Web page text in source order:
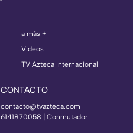
a más +
Videos
TV Azteca Internacional
CONTACTO
contacto@tvazteca.com
6141870058 | Conmutador